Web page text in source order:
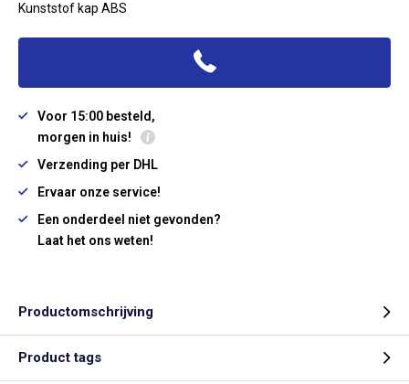
Kunststof kap ABS
Voor 15:00 besteld,
morgen in huis!
Verzending per DHL
Ervaar onze service!
Een onderdeel niet gevonden?
Laat het ons weten!
Productomschrijving
Product tags